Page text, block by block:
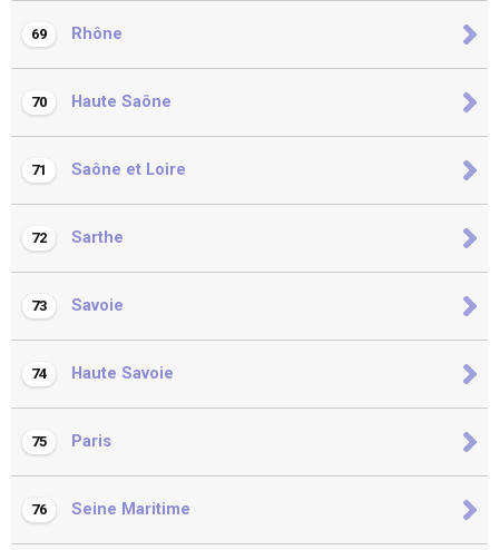
69 Rhône
70 Haute Saône
71 Saône et Loire
72 Sarthe
73 Savoie
74 Haute Savoie
75 Paris
76 Seine Maritime